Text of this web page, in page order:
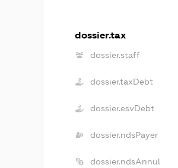
dossier.tax
dossier.staff
dossier.taxDebt
dossier.esvDebt
dossier.ndsPayer
dossier.ndsAnnul